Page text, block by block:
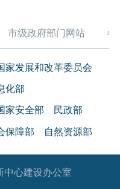
市级政府部门网站 各
家发展和改革委员会
化部
家安全部 民政部
保障部 自然资源部
交通运输部 水利部
部
中心建设办公室